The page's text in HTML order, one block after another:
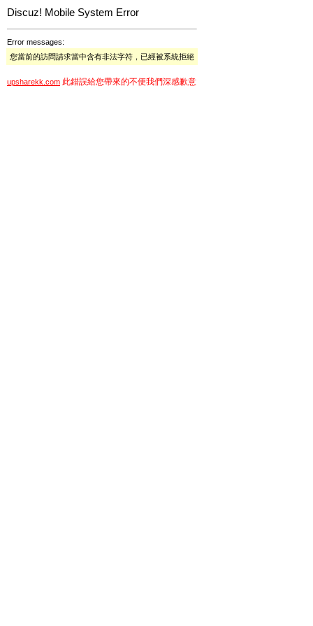
Discuz! Mobile System Error
Error messages:
您當前的訪問請求當中含有非法字符，已經被系統拒絕
upsharekk.com 此錯誤給您帶來的不便我們深感歉意